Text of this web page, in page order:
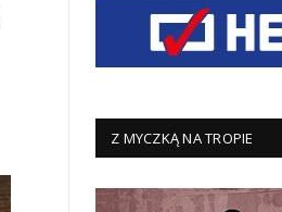
Z MYCZKĄ NA TROPIE